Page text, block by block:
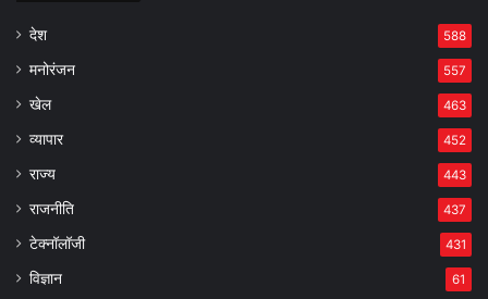
देश 588
मनोरंजन 557
खेल 463
व्यापार 452
राज्य 443
राजनीति 437
टेक्नॉलॉजी 431
विज्ञान 61